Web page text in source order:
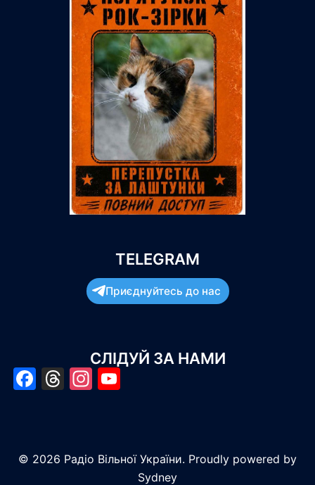
TELEGRAM
Приєднуйтесь до нас
СЛІДУЙ ЗА НАМИ
Facebook
Threads
Instagram
© 2026 Радіо Вільної України. Proudly powered by
Sydney